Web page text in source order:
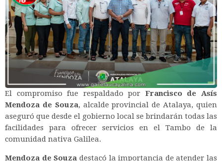
El compromiso fue respaldado por Francisco de Asís
Mendoza de Souza, alcalde provincial de Atalaya, quien
aseguró que desde el gobierno local se brindarán todas las
facilidades para ofrecer servicios en el Tambo de la
comunidad nativa Galilea.
Mendoza de Souza destacó la importancia de atender las